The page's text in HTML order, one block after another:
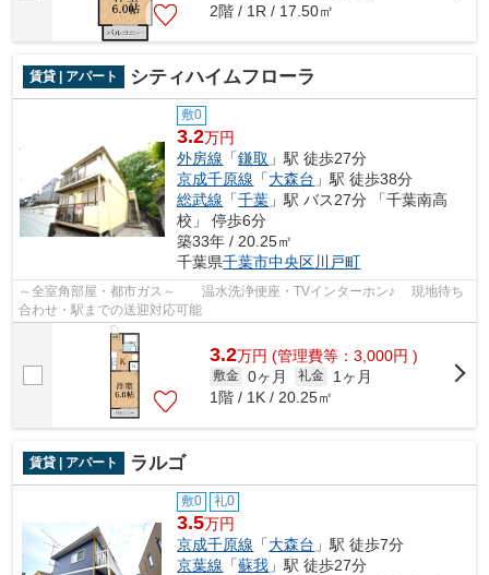
2階 / 1R / 17.50㎡
賃貸 | アパート シティハイムフローラ
敷0
3.2万円
外房線 「鎌取 」駅 徒歩27分
京成千原線 「大森台 」駅 徒歩38分
総武線 「千葉 」駅 バス27分 「千葉南高
校」 停歩6分
築33年 / 20.25㎡
千葉県千葉市中央区川戸町
～全室角部屋・都市ガス～ 温水洗浄便座・TVインターホン♪ 現地待ち
合わせ・駅までの送迎対応可能
3.2万円 (管理費等：3,000円 )
敷金 0ヶ月 礼金
1ヶ月
1階 / 1K / 20.25㎡
賃貸 | アパート ラルゴ
敷0 礼0
3.5万円
京成千原線 「大森台 」駅 徒歩7分
京葉線 「蘇我 」駅 徒歩27分